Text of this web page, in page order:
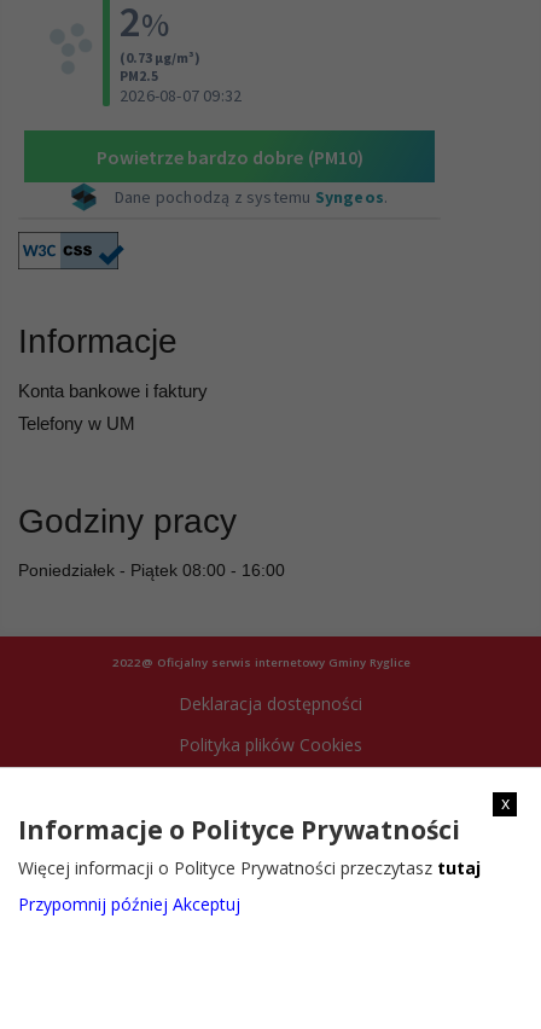
Informacje
Konta bankowe i faktury
Telefony w UM
Godziny pracy
Poniedziałek - Piątek 08:00 - 16:00
2022@ Oficjalny serwis internetowy Gminy Ryglice
Deklaracja dostępności
Polityka plików Cookies
x
Informacje o Polityce Prywatności
Więcej informacji o Polityce Prywatności przeczytasz tutaj
Przypomnij później Akceptuj